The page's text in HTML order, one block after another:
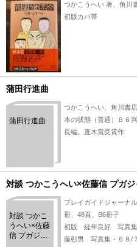
つかこうへい 著、角川
初版カバ帯
蒲田行進曲
蒲田行進曲
つかこうへい、角川書
本の状態（普通）Ｂ６
長編。直木賞受賞作
対談 つかこうへい×佐藤信 プガ
対談 つかこ
うへい×佐藤
信 プガジ
プレイガイドジャーナ
冊、48頁、B6冊子
初版 経年良好 写真集
藤彰男 写真集・６８/